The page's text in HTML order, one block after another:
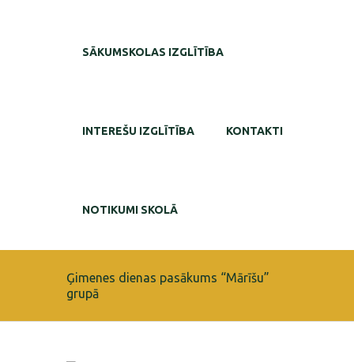
SĀKUMSKOLAS IZGLĪTĪBA
INTEREŠU IZGLĪTĪBA KONTAKTI
NOTIKUMI SKOLĀ
Ģimenes dienas pasākums “Mārīšu”
grupā